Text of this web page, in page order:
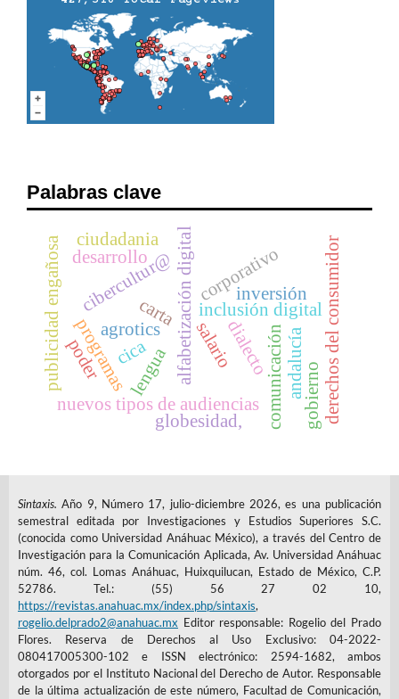
Palabras clave
agrotics
inclusión digital
alfabetización digital
cibercultur@ corporativo
inversión
salario
programas comunicación
nuevos tipos de audiencias
publicidad engañosa
globesidad, derechos del consumidor
lengua dialecto andalucía
carta
cica
desarrollo
ciudadania
gobierno
poder
Sintaxis.Año 9, Número 17, julio-diciembre 2026, es una publicación
semestral editada por Investigaciones y Estudios Superiores S.C.
(conocida como Universidad Anáhuac México), a través del Centro de
Investigación para la Comunicación Aplicada, Av. Universidad Anáhuac
núm. 46, col. Lomas Anáhuac, Huixquilucan, Estado de México, C.P.
52786. Tel.: (55) 56 27 02 10,
https://revistas.anahuac.mx/index.php/sintaxis,
rogelio.delprado2@anahuac.mx Editor responsable: Rogelio del Prado
Flores. Reserva de Derechos al Uso Exclusivo: 04-2022-
080417005300-102 e ISSN electrónico: 2594-1682, ambos
otorgados por el Instituto Nacional del Derecho de Autor. Responsable
de la última actualización de este número, Facultad de Comunicación,